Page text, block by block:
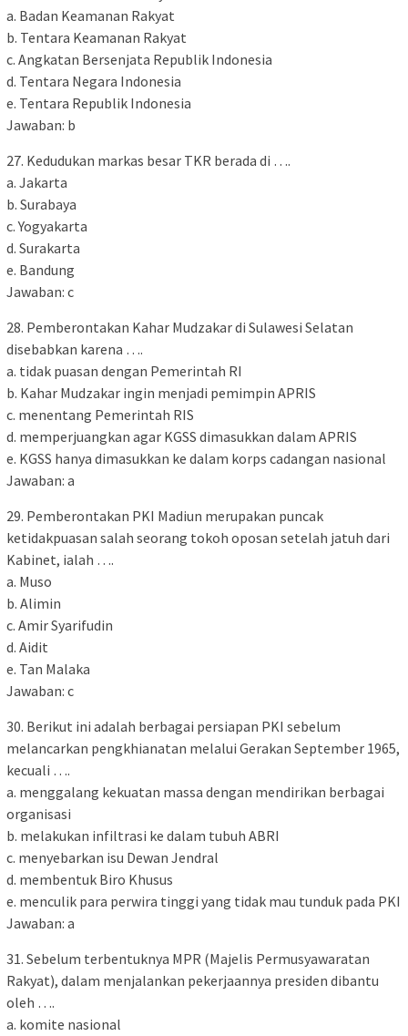
a. Badan Keamanan Rakyat
b. Tentara Keamanan Rakyat
c. Angkatan Bersenjata Republik Indonesia
d. Tentara Negara Indonesia
e. Tentara Republik Indonesia
Jawaban: b
27. Kedudukan markas besar TKR berada di ….
a. Jakarta
b. Surabaya
c. Yogyakarta
d. Surakarta
e. Bandung
Jawaban: c
28. Pemberontakan Kahar Mudzakar di Sulawesi Selatan
disebabkan karena ….
a. tidak puasan dengan Pemerintah RI
b. Kahar Mudzakar ingin menjadi pemimpin APRIS
c. menentang Pemerintah RIS
d. memperjuangkan agar KGSS dimasukkan dalam APRIS
e. KGSS hanya dimasukkan ke dalam korps cadangan nasional
Jawaban: a
29. Pemberontakan PKI Madiun merupakan puncak
ketidakpuasan salah seorang tokoh oposan setelah jatuh dari
Kabinet, ialah ….
a. Muso
b. Alimin
c. Amir Syarifudin
d. Aidit
e. Tan Malaka
Jawaban: c
30. Berikut ini adalah berbagai persiapan PKI sebelum
melancarkan pengkhianatan melalui Gerakan September 1965,
kecuali ….
a. menggalang kekuatan massa dengan mendirikan berbagai
organisasi
b. melakukan infiltrasi ke dalam tubuh ABRI
c. menyebarkan isu Dewan Jendral
d. membentuk Biro Khusus
e. menculik para perwira tinggi yang tidak mau tunduk pada PKI
Jawaban: a
31. Sebelum terbentuknya MPR (Majelis Permusyawaratan
Rakyat), dalam menjalankan pekerjaannya presiden dibantu
oleh ….
a. komite nasional